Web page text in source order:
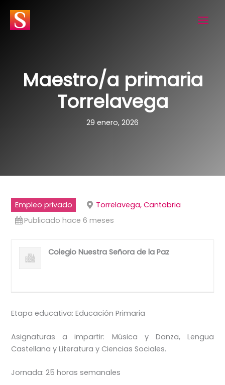
contenido
Maestro/a primaria
Torrelavega
29 enero, 2026
Empleo privado
Torrelavega, Cantabria
Publicado hace 6 meses
Colegio Nuestra Señora de la Paz
Etapa educativa: Educación Primaria
Asignaturas a impartir: Música y Danza, Lengua
Castellana y Literatura y Ciencias Sociales.
Jornada: 25 horas semanales